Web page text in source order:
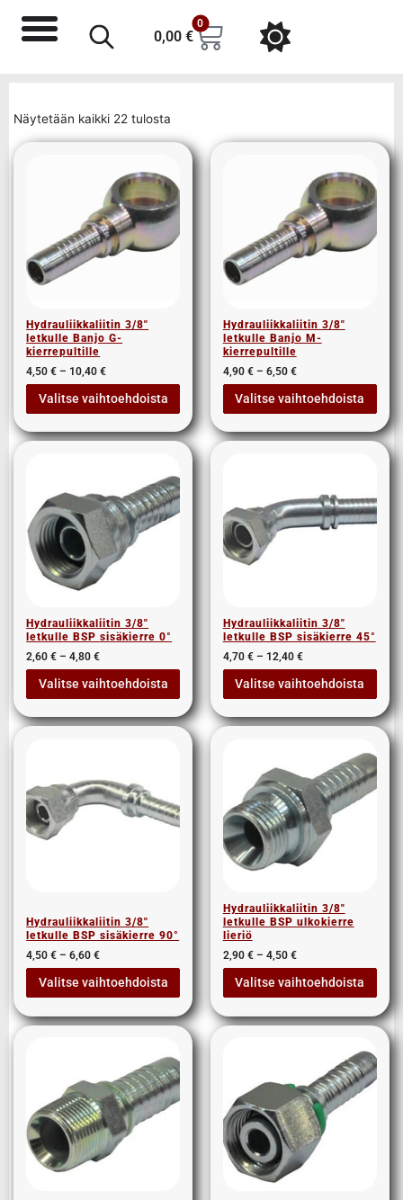
0,00 €
0
Näytetään kaikki 22 tulosta
Hydrauliikkaliitin 3/8″
letkulle Banjo G-
kierrepultille
4,50€ – 10,40€
Valitse vaihtoehdoista
Hydrauliikkaliitin 3/8″
letkulle Banjo M-
kierrepultille
4,90 € – 6,50 €
Valitse vaihtoehdoista
Hydrauliikkaliitin 3/8″
letkulle BSP sisäkierre 0°
2,60€ – 4,80€
Valitse vaihtoehdoista
Hydrauliikkaliitin 3/8″
letkulle BSP sisäkierre 45°
4,70 € – 12,40 €
Valitse vaihtoehdoista
Hydrauliikkaliitin 3/8″
letkulle BSP sisäkierre 90°
4,50€ – 6,60€
Valitse vaihtoehdoista
Hydrauliikkaliitin 3/8″
letkulle BSP ulkokierre
lieriö
2,90 € – 4,50 €
Valitse vaihtoehdoista